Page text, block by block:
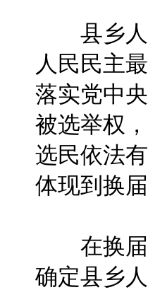
县乡人
人民民主
落实党中
被选举权
选民依法
体现到换
在换届
确定县乡